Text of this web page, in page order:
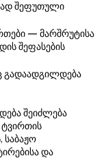
შეფუთული
— მარშრუტისა
შეფასების
გადაადგილდება
შეიძლება
ტვირთის
საბაჟო
და